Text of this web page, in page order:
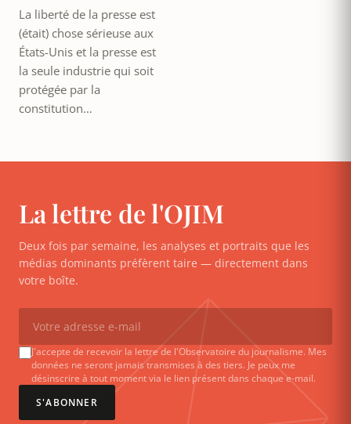
La liberté de la presse est
(était) chose sérieuse aux
États-Unis et la presse est
la seule industrie qui soit
protégée par la
constitution…
La lettre de l'OJIM
Deux fois par semaine, les analyses et portraits que les
médias dominants préfèrent taire — directement dans
votre boîte.
J'accepte de recevoir la lettre de l'Observatoire du journalisme. Mes
données ne seront jamais transmises à des tiers. Je peux me
désinscrire à tout moment via le lien présent dans chaque e-mail.
S'ABONNER